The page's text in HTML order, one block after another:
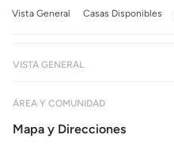
Vista General Casas Disponibles
VISTA GENERAL
ÁREA Y COMUNIDAD
Mapa y Direcciones